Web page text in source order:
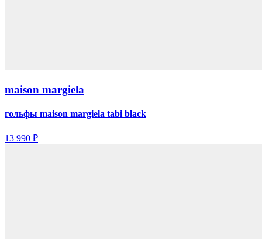
maison margiela
гольфы maison margiela tabi black
13 990 ₽